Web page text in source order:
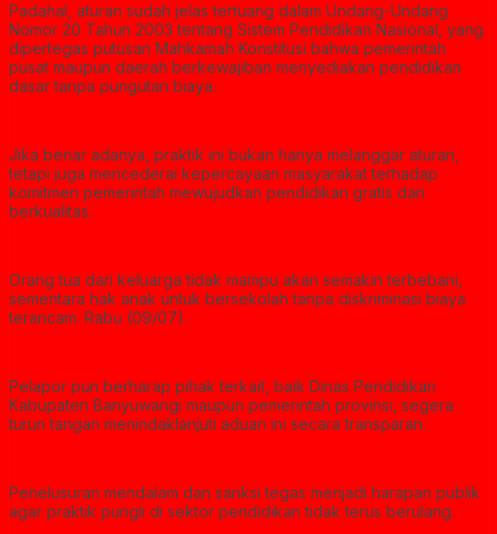
Padahal, aturan sudah jelas tertuang dalam Undang-Undang
Nomor 20 Tahun 2003 tentang Sistem Pendidikan Nasional, yang
dipertegas putusan Mahkamah Konstitusi bahwa pemerintah
pusat maupun daerah berkewajiban menyediakan pendidikan
dasar tanpa pungutan biaya.
Jika benar adanya, praktik ini bukan hanya melanggar aturan,
tetapi juga mencederai kepercayaan masyarakat terhadap
komitmen pemerintah mewujudkan pendidikan gratis dan
berkualitas.
Orang tua dari keluarga tidak mampu akan semakin terbebani,
sementara hak anak untuk bersekolah tanpa diskriminasi biaya
terancam. Rabu (09/07).
Pelapor pun berharap pihak terkait, baik Dinas Pendidikan
Kabupaten Banyuwangi maupun pemerintah provinsi, segera
turun tangan menindaklanjuti aduan ini secara transparan.
Penelusuran mendalam dan sanksi tegas menjadi harapan publik
agar praktik pungli di sektor pendidikan tidak terus berulang.